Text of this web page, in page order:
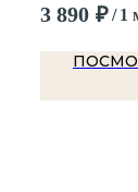
3 890 ₽/ 1